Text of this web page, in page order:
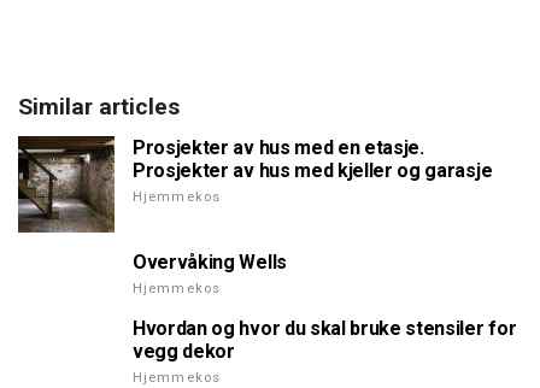
Similar articles
Prosjekter av hus med en etasje.
Prosjekter av hus med kjeller og garasje
Hjemmekos
Overvåking Wells
Hjemmekos
Hvordan og hvor du skal bruke stensiler for
vegg dekor
Hjemmekos